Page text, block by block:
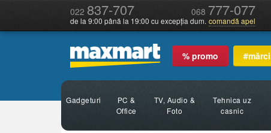
022 837-707 068 777-077
de la 9:00 până la 19:00 cu excepția dum. comandă apel
% promo #mărci
Gadgeturi
PC &
Office
TV, Audio &
Foto
Tehnica uz
casnic